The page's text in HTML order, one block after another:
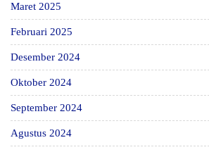
Maret 2025
Februari 2025
Desember 2024
Oktober 2024
September 2024
Agustus 2024